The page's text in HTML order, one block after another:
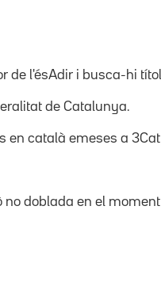
de l'ésAdir i busca-hi
de Catalunya.
en català emeses a
no doblada en el